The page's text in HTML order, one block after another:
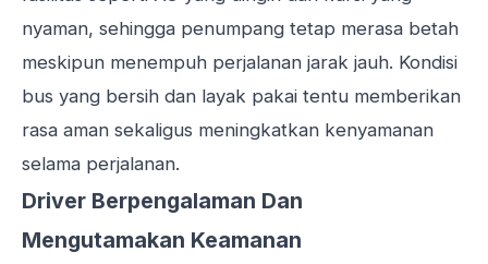
nyaman, sehingga penumpang tetap merasa betah
meskipun menempuh perjalanan jarak jauh. Kondisi
bus yang bersih dan layak pakai tentu memberikan
rasa aman sekaligus meningkatkan kenyamanan
selama perjalanan.
Driver Berpengalaman Dan
Mengutamakan Keamanan